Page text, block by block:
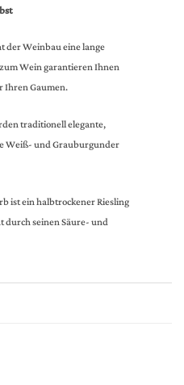
der Weinbau eine lange
Wein garantieren Ihnen
Ihren Gaumen.
traditionell elegante,
Weiß- und Grauburgunder
ist ein halbtrockener Riesling
seinen Säure- und